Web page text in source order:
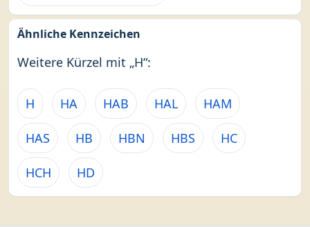
Ähnliche Kennzeichen
Weitere Kürzel mit „H“:
H HA HAB HAL HAM
HAS HB HBN HBS HC
HCH HD